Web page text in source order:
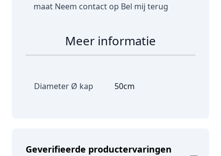
maat Neem contact op Bel mij terug
Meer informatie
Diameter Ø kap 50cm
Geverifieerde productervaringen